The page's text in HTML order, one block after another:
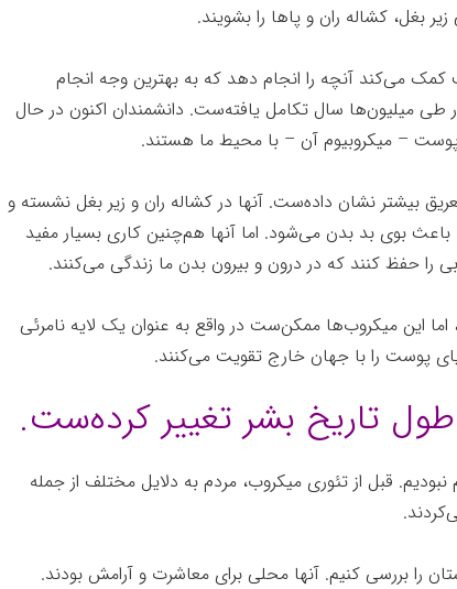
بغل، کشاله ران و پاها را بشویند.
می‌کند آنچه را انجام دهد که به بهترین وجه انجام
میلیون‌ها سال تکامل یافته‌ست. دانشمندان اکنون در حال
– میکروبیوم آن – با محیط ما هستند.
بیشتر نشان داده‌ست. آنها در کشاله ران و زیر بغل نشسته و
بوی بد بدن می‌شود. اما آنها هم‌چنین کاری بسیار مفید
را حفظ کنند که در درون و بیرون بدن ما زندگی می‌کنند.
این میکروب‌ها ممکن‌ست در واقع به عنوان یک لایه نامرئی
پوست را با جهان خارج تقویت می‌کنند.
طول تاریخ بشر تغییر کرده‌ست.
قبل از تئوری میکروب، مردم به دلایل مختلف از جمله
را بررسی کنیم. آنها محلی برای معاشرت و آرامش بودند.